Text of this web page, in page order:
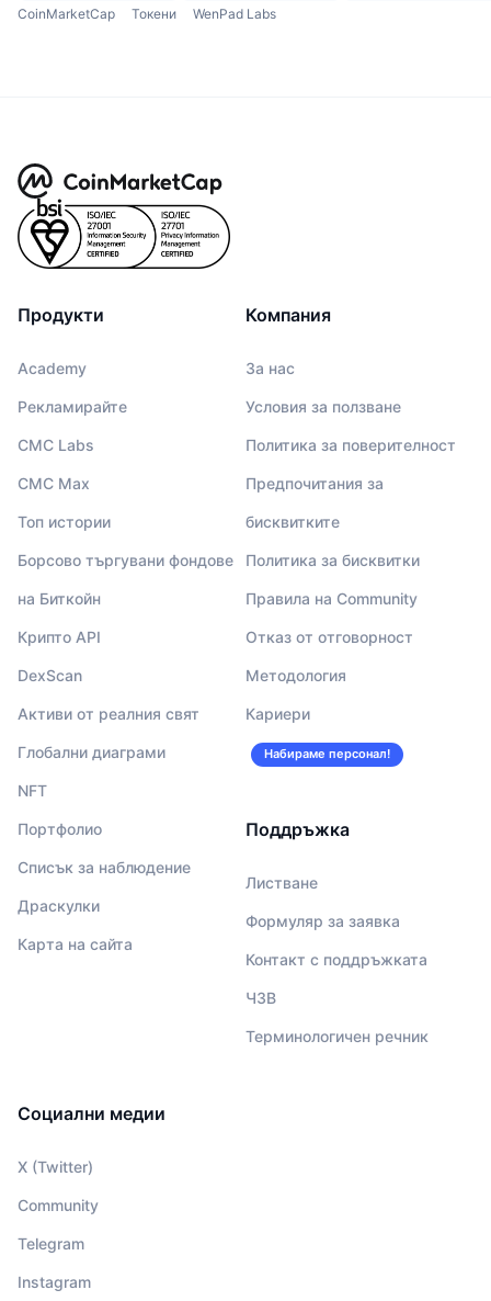
CoinMarketCap Токени WenPad Labs
Продукти
Academy
Рекламирайте
CMC Labs
CMC Max
Топ истории
Борсово търгувани фондове
на Биткойн
Крипто API
DexScan
Активи от реалния свят
Глобални диаграми
NFT
Портфолио
Списък за наблюдение
Драскулки
Карта на сайта
Компания
За нас
Условия за ползване
Политика за поверителност
Предпочитания за
бисквитките
Политика за бисквитки
Правила на Community
Отказ от отговорност
Методология
Кариери
Набираме персонал!
Поддръжка
Листване
Формуляр за заявка
Контакт с поддръжката
ЧЗВ
Терминологичен речник
Социални медии
X (Twitter)
Community
Telegram
Instagram